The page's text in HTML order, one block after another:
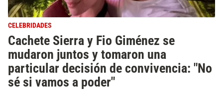
CELEBRIDADES
Cachete Sierra y Fio Giménez se
mudaron juntos y tomaron una
particular decisión de convivencia: "No
sé si vamos a poder"